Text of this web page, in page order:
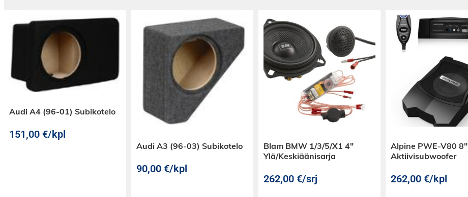
Audi A4 (96-01) Subikotelo
151,00 €/kpl
Audi A3 (96-03) Subikotelo
90,00 €/kpl
Blam BMW 1/3/5/X1 4″
Ylä/Keskiäänisarja
262,00 €/srj
Alpine PWE-V80 8″
Aktiivisubwoofer
262,00 €/kpl